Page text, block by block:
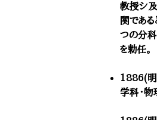
教授シ
関であ
つの分科
を勅任。
1886(明
学科・物